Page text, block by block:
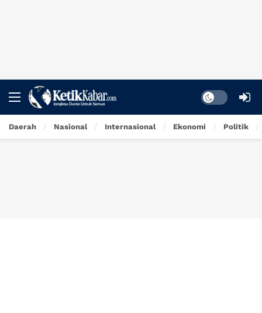
Dark mode
Daerah Nasional Internasional Ekonomi Politik